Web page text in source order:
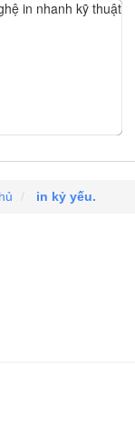
in kỷ yếu.